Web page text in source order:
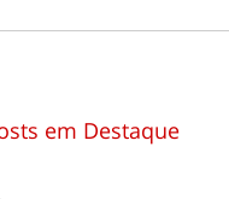
em Destaque